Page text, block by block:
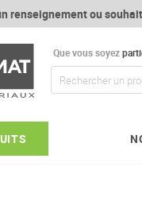
renseignement ou
Que vous soyez